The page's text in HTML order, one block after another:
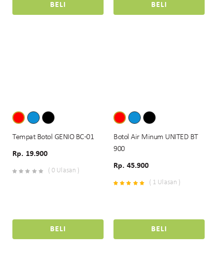
BELI BELI
Tempat Botol GENIO BC-01
Rp. 19.900
( 0 Ulasan )
BELI
Botol Air Minum UNITED BT
900
Rp. 45.900
( 1 Ulasan )
BELI